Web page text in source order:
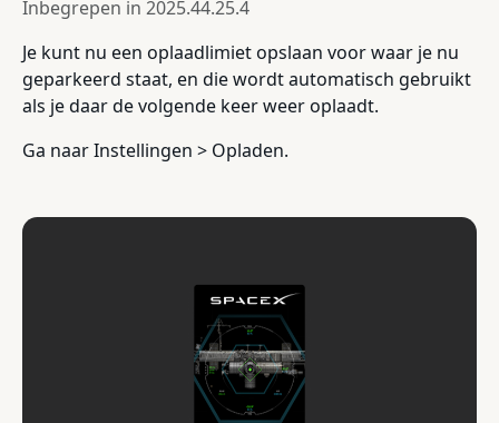
Inbegrepen in 2025.44.25.4
Je kunt nu een oplaadlimiet opslaan voor waar je nu
geparkeerd staat, en die wordt automatisch gebruikt
als je daar de volgende keer weer oplaadt.
Ga naar Instellingen > Opladen.